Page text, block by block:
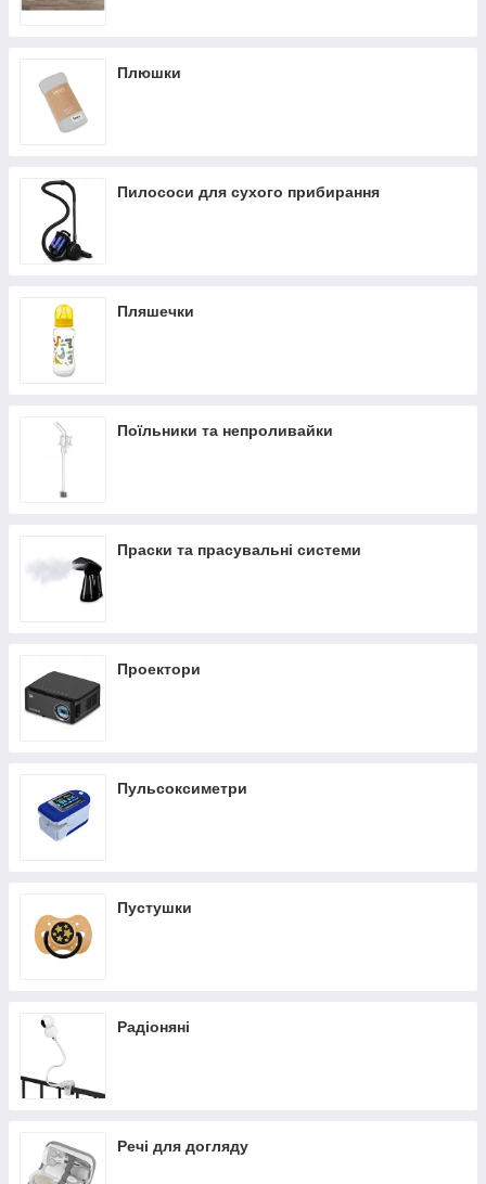
Плюшки
Пилососи для сухого прибирання
Пляшечки
Поїльники та непроливайки
Праски та прасувальні системи
Проектори
Пульсоксиметри
Пустушки
Радіоняні
Речі для догляду